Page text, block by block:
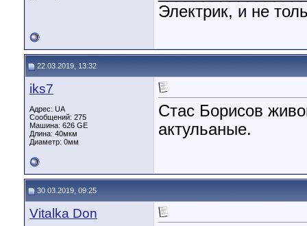
Электрик, и не
22.03.2019, 13:32
iks7
Адрес: UA
Сообщений: 275
Машина: 626 GE
Длина: 40мкм
Диаметр: 0мм
Стас Борисов
актульаные.
30.03.2019, 09:25
Vitalka Don